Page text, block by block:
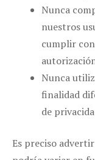
Nunca
nuestros
cumplir
Nunca
finalidad
de
Es preciso